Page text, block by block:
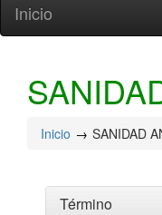
Inicio
Inicio SANIDAD
Término